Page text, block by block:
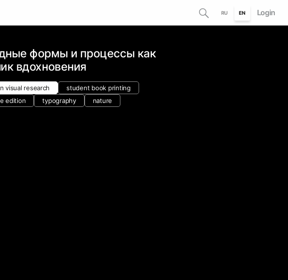
RU EN Login
формы и процессы как
вдохновения
visual research
student book printing
edition
typography nature